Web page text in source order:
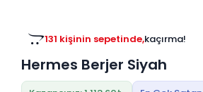
131 kişinin sepetinde,kaçırma!
Hermes Berjer Siyah